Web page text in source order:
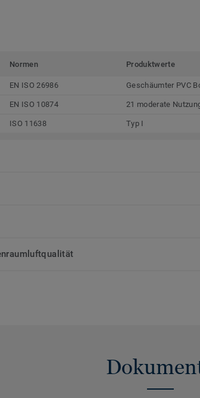
Normen Produktwerte
EN ISO 26986 Geschäumter PVC
EN ISO 10874 21 moderate
ISO 11638 Typ I